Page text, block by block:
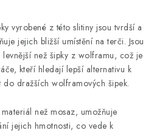
vyrobené z této slitiny jsou tvrdší a
jejich bližší umístění na terči. Jsou
než šipky z wolframu, což je
kteří hledají lepší alternativu k
do dražších wolframových šipek.
než mosaz, umožňuje
jejich hmotnosti, co vede k